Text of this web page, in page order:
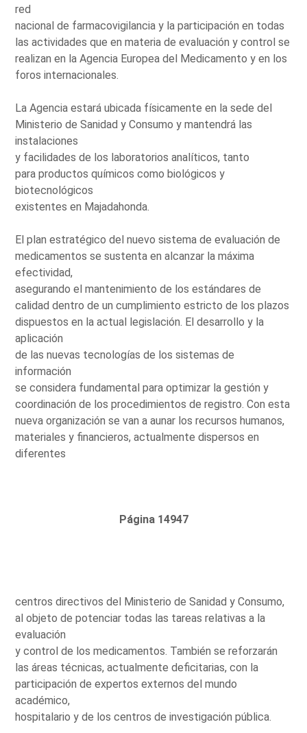
red
nacional de farmacovigilancia y la participación en todas
las actividades que en materia de evaluación y control se
realizan en la Agencia Europea del Medicamento y en los
foros internacionales.
La Agencia estará ubicada físicamente en la sede del
Ministerio de Sanidad y Consumo y mantendrá las
instalaciones
y facilidades de los laboratorios analíticos, tanto
para productos químicos como biológicos y
biotecnológicos
existentes en Majadahonda.
El plan estratégico del nuevo sistema de evaluación de
medicamentos se sustenta en alcanzar la máxima
efectividad,
asegurando el mantenimiento de los estándares de
calidad dentro de un cumplimiento estricto de los plazos
dispuestos en la actual legislación. El desarrollo y la
aplicación
de las nuevas tecnologías de los sistemas de
información
se considera fundamental para optimizar la gestión y
coordinación de los procedimientos de registro. Con esta
nueva organización se van a aunar los recursos humanos,
materiales y financieros, actualmente dispersos en
diferentes
Página 14947
centros directivos del Ministerio de Sanidad y Consumo,
al objeto de potenciar todas las tareas relativas a la
evaluación
y control de los medicamentos. También se reforzarán
las áreas técnicas, actualmente deficitarias, con la
participación de expertos externos del mundo
académico,
hospitalario y de los centros de investigación pública.